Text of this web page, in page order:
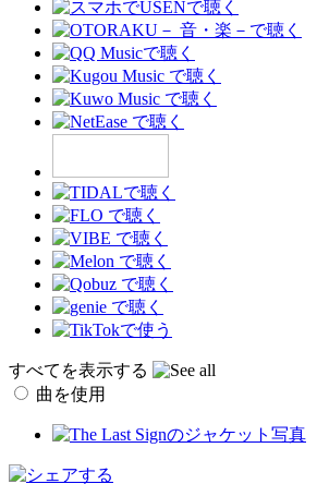
すべてを表示する
曲を使用